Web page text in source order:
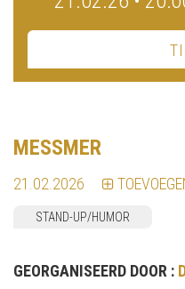
MESSMER
21.02.2026
STAND-UP/HUMOR
GEORGANISEERD DOOR :